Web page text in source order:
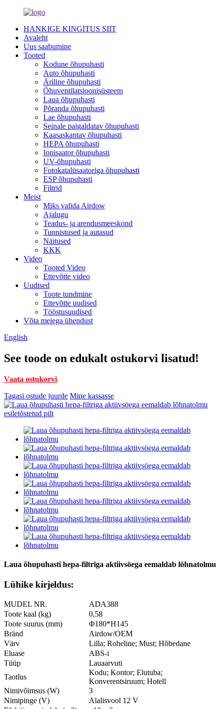
HANKIGE KINGITUS SIIT
Avaleht
Uus saabumine
Tooted
Kodune õhupuhasti
Auto õhupuhasti
Äriline õhupuhasti
Õhuventilatsioonisüsteem
Laua õhupuhasti
Põranda õhupuhasti
Lae õhupuhasti
Seinale paigaldatav õhupuhasti
Kaasaskantav õhupuhasti
HEPA õhupuhasti
Ionisaator õhupuhasti
UV-õhupuhasti
Fotokatalüsaatoriga õhupuhasti
ESP õhupuhasti
Filtrid
Meist
Miks valida Airdow
Ajalugu
Teadus- ja arendusmeeskond
Tunnistused ja autasud
Näitused
KKK
Video
Tooted Video
Ettevõtte video
Uudised
Toote tundmine
Ettevõtte uudised
Tööstusuudised
Võta meiega ühendust
English
See toode on edukalt ostukorvi lisatud!
Vaata ostukorvi
Tagasi ostude juurde Mine kassasse
Laua õhupuhasti hepa-filtriga aktiivsöega eemaldab lõhnatolmu
Lühike kirjeldus:
MUDEL NR.
ADA388
Toote kaal (kg)
0,58
Toote suurus (mm)
Φ180*H145
Bränd
Airdow/OEM
Värv
Lilla; Roheline; Must; Hõbedane
Eluase
ABS-i
Tüüp
Lauaarvuti
Taotlus
Kodu; Kontor; Elutuba;
Konverentsiruum; Hotell
Nimivõimsus (W)
3
Nimipinge (V)
Alalisvool 12 V